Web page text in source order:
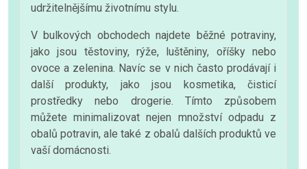
udržitelnějšímu životnímu stylu.
V bulkových obchodech najdete běžné potraviny,
jako jsou těstoviny, rýže, luštěniny, oříšky nebo
ovoce a zelenina. Navíc se v nich často prodávají i
další produkty, jako jsou kosmetika, čisticí
prostředky nebo drogerie. Tímto způsobem
můžete minimalizovat nejen množství odpadu z
obalů potravin, ale také z obalů dalších produktů ve
vaší domácnosti.